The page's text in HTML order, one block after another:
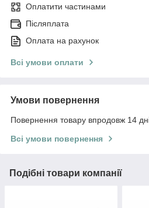
Оплатити частинами
Післяплата
Оплата на рахунок
Всі умови оплати
Умови повернення
Повернення товару впродовж 14
Всі умови повернення
Подібні товари компанії